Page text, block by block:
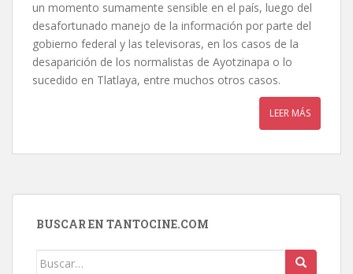
un momento sumamente sensible en el país, luego del
desafortunado manejo de la información por parte del
gobierno federal y las televisoras, en los casos de la
desaparición de los normalistas de Ayotzinapa o lo
sucedido en Tlatlaya, entre muchos otros casos.
LEER MÁS
BUSCAR EN TANTOCINE.COM
Buscar: